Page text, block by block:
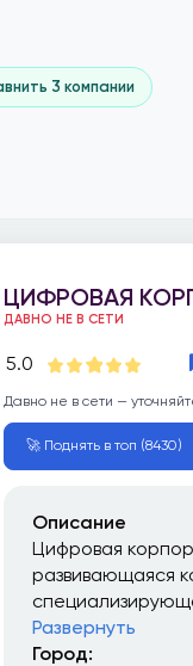
3 компании
ЦИФРОВАЯ
ДАВНО НЕ В СЕТИ
5.0
Давно не в сети —
🚀 Поднять в топ (8430)
Описание
Цифровая
развивающаяся
Развернуть
Город: